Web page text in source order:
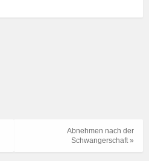
Abnehmen nach der
Schwangerschaft »